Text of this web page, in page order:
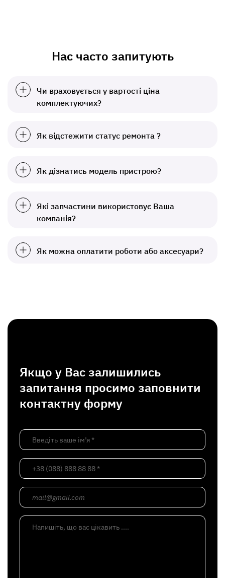
Нас часто запитують
Чи враховується у вартості ціна
комплектуючих?
Як відстежити статус ремонта ?
Як дізнатись модель пристрою?
Які запчастини використовує Ваша
компанія?
Як можна оплатити роботи або аксесуари?
Якщо у Вас залишились
запитання просимо заповнити
контактну форму
Введіть ваше ім’я *
+38 (088) 888 88 88 *
mail@gmail.com
Напишіть, що вас цікавить ....